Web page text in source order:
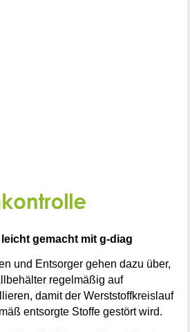
gemacht mit g-diag
und Entsorger gehen dazu über,
regelmäßig auf
damit der Werststoffkreislauf
entsorgte Stoffe gestört wird.